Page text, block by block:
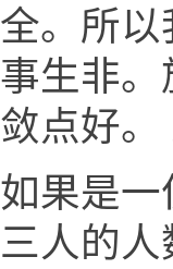
全。所
事生非。
敛点好。
如果是
三人的